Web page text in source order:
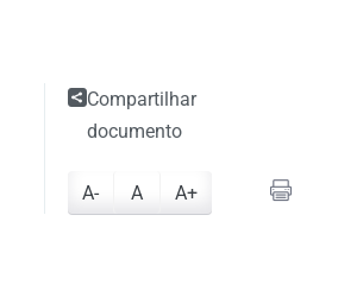
Compartilhar
documento
A- A A+